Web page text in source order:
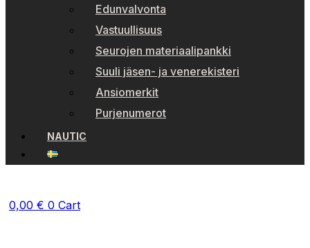
Edunvalvonta
Vastuullisuus
Seurojen materiaalipankki
Suuli jäsen- ja venerekisteri
Ansiomerkit
Purjenumerot
NAUTIC
0,00 € 0 Cart